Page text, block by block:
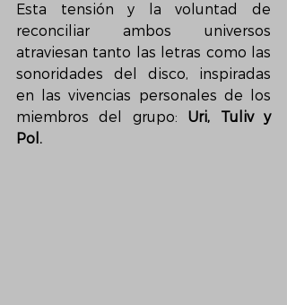
Esta tensión y la voluntad de
reconciliar ambos universos
atraviesan tanto las letras como las
sonoridades del disco, inspiradas
en las vivencias personales de los
miembros del grupo: Uri, Tuliv y
Pol.